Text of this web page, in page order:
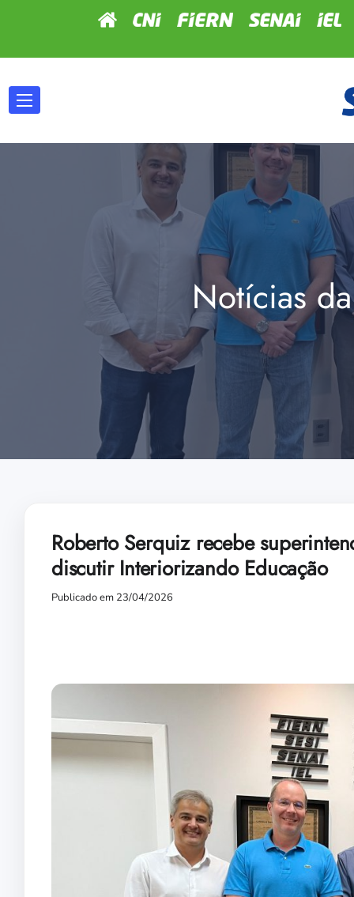
Notícias
Roberto Serquiz recebe
discutir Interiorizando Educação
Publicado em 23/04/2026